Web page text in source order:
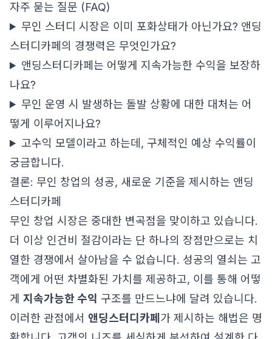
자주 묻는 질문 (FAQ)
무인 스터디 시장은 이미 포화상태가 아닌가요? 앤딩
스터디카페의 경쟁력은 무엇인가요?
앤딩스터디카페는 어떻게 지속가능한 수익을 보장하
나요?
무인 운영 시 발생하는 돌발 상황에 대한 대처는 어
떻게 이루어지나요?
고수익 모델이라고 하는데, 구체적인 예상 수익률이
궁금합니다.
결론: 무인 창업의 성공, 새로운 기준을 제시하는 앤딩
스터디카페
무인 창업 시장은 중대한 변곡점을 맞이하고 있습니다.
더 이상 인건비 절감이라는 단 하나의 장점만으로는 치
열한 경쟁에서 살아남을 수 없습니다. 성공의 열쇠는 고
객에게 어떤 차별화된 가치를 제공하고, 이를 통해 어떻
게 지속가능한 수익 구조를 만드느냐에 달려 있습니다.
이러한 관점에서 앤딩스터디카페 가 제시하는 해법은 명